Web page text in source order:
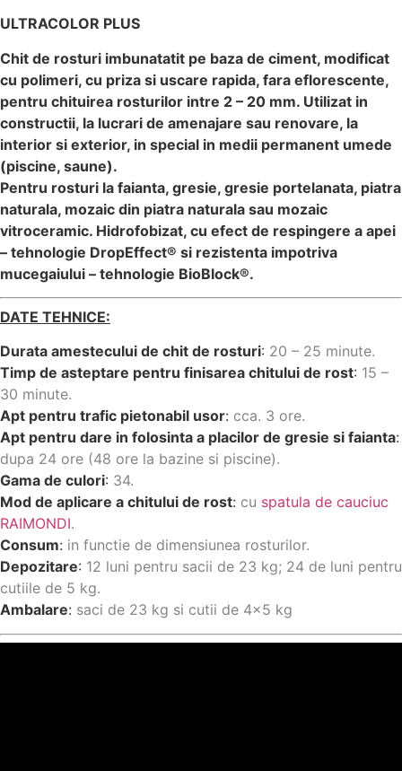
ULTRACOLOR PLUS
Chit de rosturi imbunatatit pe baza de ciment, modificat
cu polimeri, cu priza si uscare rapida, fara eflorescente,
pentru chituirea rosturilor intre 2 – 20 mm. Utilizat in
constructii, la lucrari de amenajare sau renovare, la
interior si exterior, in special in medii permanent umede
(piscine, saune).
Pentru rosturi la faianta, gresie, gresie portelanata, piatra
naturala, mozaic din piatra naturala sau mozaic
vitroceramic. Hidrofobizat, cu efect de respingere a apei
– tehnologie DropEffect® si rezistenta impotriva
mucegaiului – tehnologie BioBlock®.
DATE TEHNICE:
Durata amestecului de chit de rosturi: 20 – 25 minute.
Timp de asteptare pentru finisarea chitului de rost: 15 –
30 minute.
Apt pentru trafic pietonabil usor: cca. 3 ore.
Apt pentru dare in folosinta a placilor de gresie si faianta:
dupa 24 ore (48 ore la bazine si piscine).
Gama de culori: 34.
Mod de aplicare a chitului de rost: cu spatula de cauciuc
RAIMONDI.
Consum: in functie de dimensiunea rosturilor.
Depozitare: 12 luni pentru sacii de 23 kg; 24 de luni pentru
cutiile de 5 kg.
Ambalare: saci de 23 kg si cutii de 4×5 kg